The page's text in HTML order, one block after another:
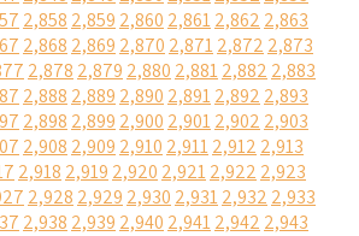
2,858 2,859 2,860 2,8612,862 2,863
2,868 2,869 2,870 2,8712,872 2,873
2,878 2,879 2,880 2,8812,882 2,883
2,888 2,889 2,890 2,8912,892 2,893
2,898 2,899 2,900 2,9012,902 2,903
2,908 2,909 2,910 2,9112,912 2,913
2,918 2,919 2,920 2,9212,922 2,923
2,928 2,929 2,930 2,9312,932 2,933
2,938 2,939 2,940 2,9412,942 2,943